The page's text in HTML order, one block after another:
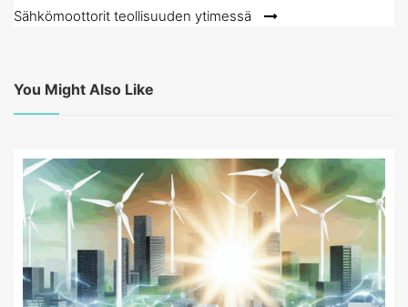
pro
Sähkömoottorit teollisuuden ytimessä
You Might Also Like